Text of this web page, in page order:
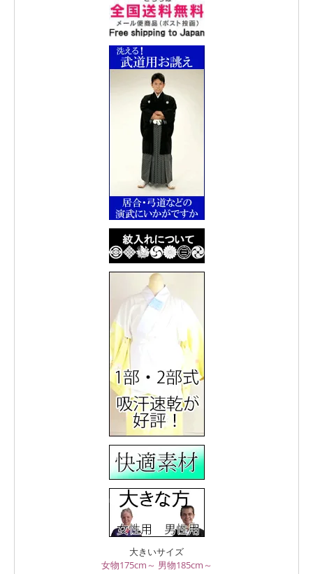
大きいサイズ
女物175cm～ 男物185cm～